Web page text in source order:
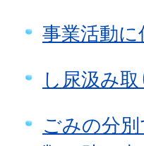
事業活動
し尿汲み
ごみの分